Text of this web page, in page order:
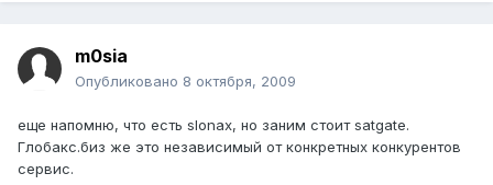
m0sia
Опубликовано 8 октября, 2009
еще напомню, что есть slonax, но заним стоит satgate.
Глобакс.биз же это независимый от конкретных конкурентов
сервис.